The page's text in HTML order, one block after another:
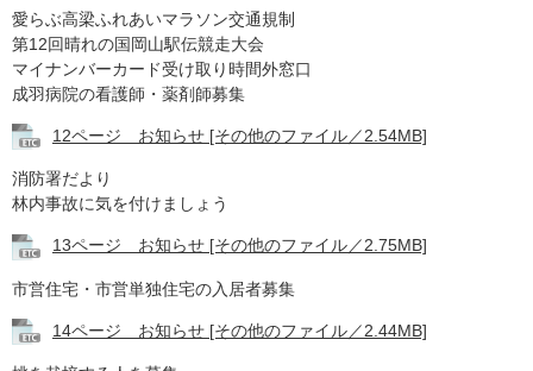
愛らぶ高梁ふれあいマラソン交通規制
第12回晴れの国岡山駅伝競走大会
マイナンバーカード受け取り時間外窓口
成羽病院の看護師・薬剤師募集
12ページ お知らせ [その他のファイル／2.54MB]
消防署だより
林内事故に気を付けましょう
13ページ お知らせ [その他のファイル／2.75MB]
市営住宅・市営単独住宅の入居者募集
14ページ お知らせ [その他のファイル／2.44MB]